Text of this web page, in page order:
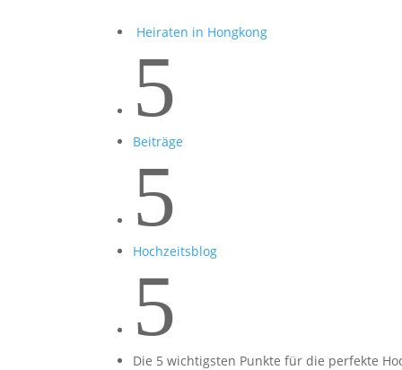
Heiraten in Hongkong
5
Beiträge
5
Hochzeitsblog
5
Die 5 wichtigsten Punkte für die perfekte